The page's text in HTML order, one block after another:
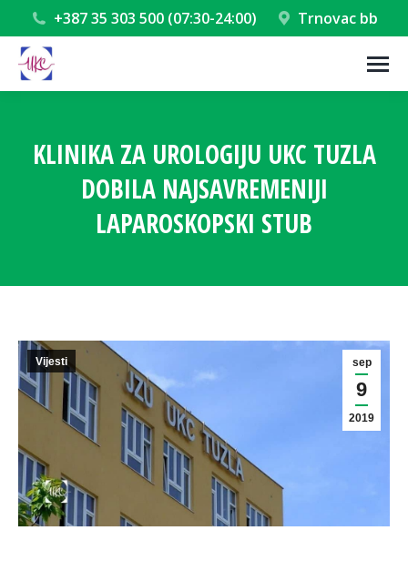
+387 35 303 500 (07:30-24:00) Trnovac bb
KLINIKA ZA UROLOGIJU UKC TUZLA
DOBILA NAJSAVREMENIJI
LAPAROSKOPSKI STUB
sep
9
2019
Vijesti